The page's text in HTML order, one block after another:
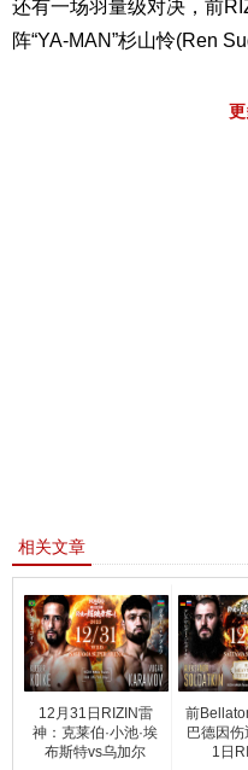
还有一场羽量级对决，前
阵“YA-MAN”杉山怜(Ren
相关文章
12月31日RIZIN雷
神：克莱伯·小池·埃
布斯特vs乌加尔
前
巴德因
1日